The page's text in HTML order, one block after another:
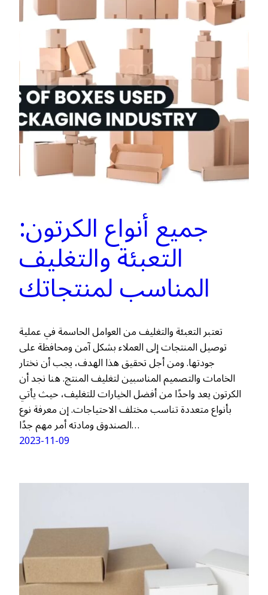
جميع أنواع الكرتون:
التعبئة والتغليف
المناسب لمنتجاتك
تعتبر التعبئة والتغليف من العوامل الحاسمة في عملية
توصيل المنتجات إلى العملاء بشكل آمن ومحافظة على
جودتها. ومن أجل تحقيق هذا الهدف، يجب أن نختار
الخامات والتصميم المناسبين لتغليف المنتج. هنا نجد أن
الكرتون يعد واحدًا من أفضل الخيارات للتغليف، حيث يأتي
بأنواع متعددة تناسب مختلف الاحتياجات. إن معرفة نوع
الصندوق ومادته أمر مهم جدًا…
2023-11-09